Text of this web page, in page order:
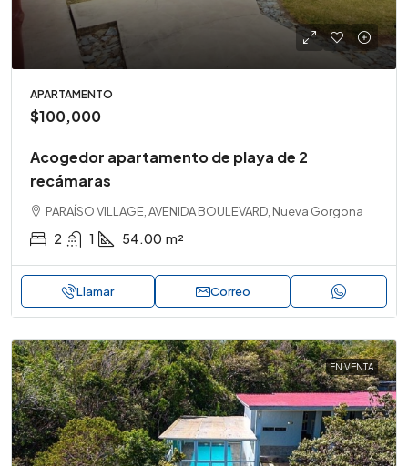
APARTAMENTO
$100,000
Acogedor apartamento de playa de 2
recámaras
PARAÍSO VILLAGE, AVENIDA BOULEVARD, Nueva Gorgona
2 1 54.00 m²
Llamar Correo
EN VENTA